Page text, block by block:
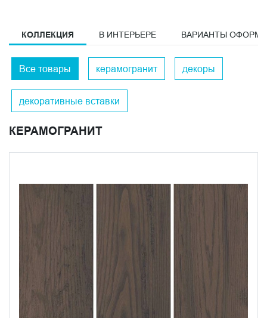
КОЛЛЕКЦИЯ В ИНТЕРЬЕРЕ ВАРИАНТЫ
Все товары керамогранит декоры
декоративные вставки
КЕРАМОГРАНИТ